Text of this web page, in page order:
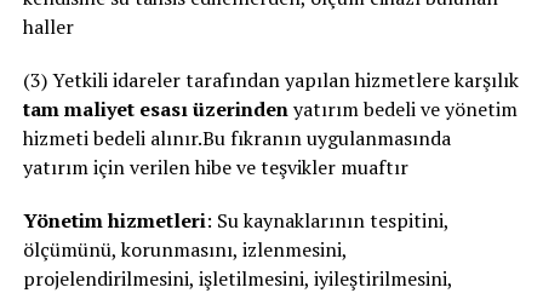
haller
(3) Yetkili idareler tarafından yapılan hizmetlere karşılık
tam maliyet esası üzerindenyatırım bedeli ve yönetim
hizmeti bedeli alınır.Bu fıkranın uygulanmasında
yatırım için verilen hibe ve teşvikler muaftır
Yönetim hizmetleri: Su kaynaklarının tespitini,
ölçümünü, korunmasını, izlenmesini,
projelendirilmesini, işletilmesini, iyileştirilmesini,